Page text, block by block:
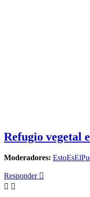
Refugio vegetal
Moderadores:
Responder